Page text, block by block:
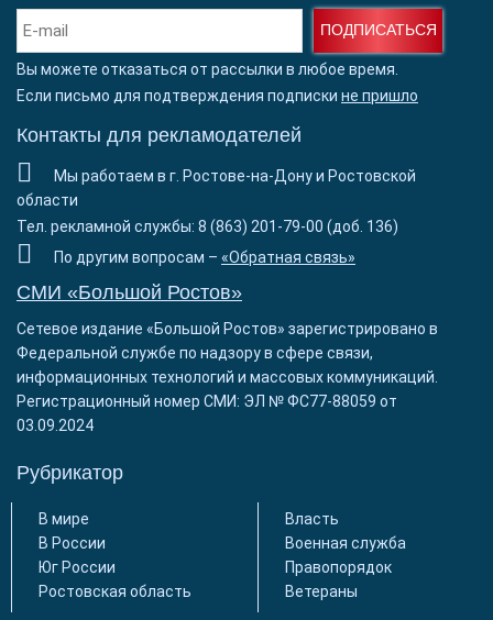
ПОДПИСАТЬСЯ
Вы можете отказаться от рассылки в любое время.
Если письмо для подтверждения подписки не пришло
Контакты для рекламодателей
Мы работаем в г. Ростове-на-Дону и Ростовской
области
Тел. рекламной службы: 8 (863) 201-79-00 (доб. 136)
По другим вопросам – «Обратная связь»
СМИ «Большой Ростов»
Сетевое издание «Большой Ростов» зарегистрировано в
Федеральной службе по надзору в сфере связи,
информационных технологий и массовых коммуникаций.
Регистрационный номер СМИ: ЭЛ № ФС77-88059 от
03.09.2024
Рубрикатор
В мире
В России
Юг России
Ростовская область
Власть
Военная служба
Правопорядок
Ветераны